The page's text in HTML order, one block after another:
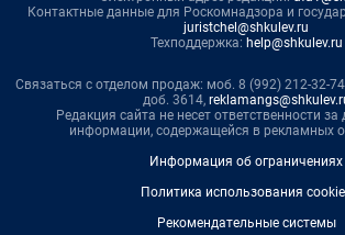
Контактные данные для Роскомнадзора и
juristchel@shkulev.ru
Техподдержка: help@shkulev.ru
Связаться с отделом продаж: моб. 8 (992) 212-32-
доб. 3614,
Редакция сайта не несет ответственности за
информации, содержащейся в рекламных
Информация об ограничениях
Политика использования
Рекомендательные системы